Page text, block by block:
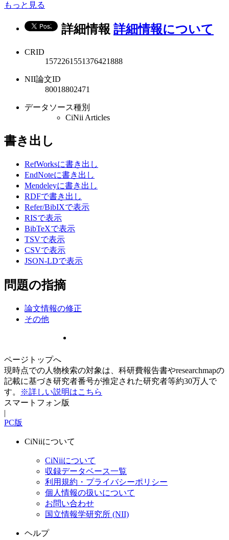
もっと見る
詳細情報 詳細情報について
CRID
1572261551376421888
NII論文ID
80018802471
データソース種別
CiNii Articles
書き出し
RefWorksに書き出し
EndNoteに書き出し
Mendeleyに書き出し
RDFで書き出し
Refer/BibIXで表示
RISで表示
BibTeXで表示
TSVで表示
CSVで表示
JSON-LDで表示
問題の指摘
論文情報の修正
その他
ページトップへ
現時点での人物検索の対象は、科研費報告書やresearchmapの
記載に基づき研究者番号が推定された研究者等約30万人で
す。
※詳しい説明はこちら
スマートフォン版
|
PC版
CiNiiについて
CiNiiについて
収録データベース一覧
利用規約・プライバシーポリシー
個人情報の扱いについて
お問い合わせ
国立情報学研究所 (NII)
ヘルプ